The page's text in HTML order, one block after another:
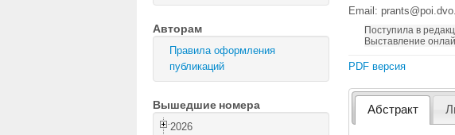
Авторам
Правила оформления
публикаций
Вышедшие номера
2026
Email:
Поступила в
Выставление
PDF версия
Абстракт